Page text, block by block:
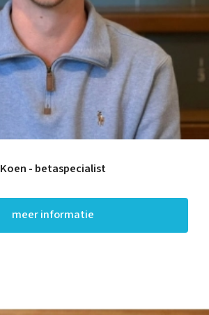
Koen - betaspecialist
meer informatie